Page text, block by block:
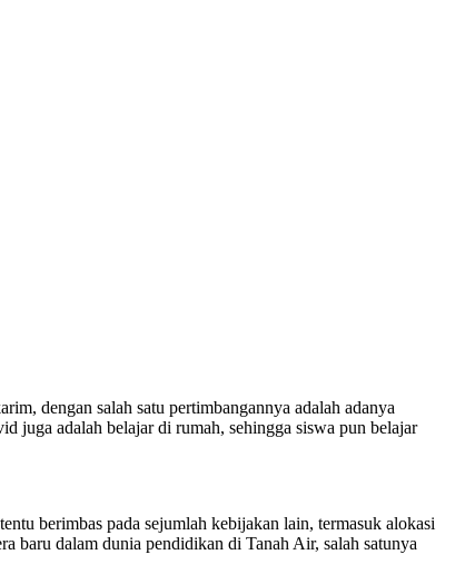
dengan salah satu pertimbangannya adalah adanya
juga adalah belajar di rumah, sehingga siswa pun belajar
berimbas pada sejumlah kebijakan lain, termasuk alokasi
baru dalam dunia pendidikan di Tanah Air, salah satunya